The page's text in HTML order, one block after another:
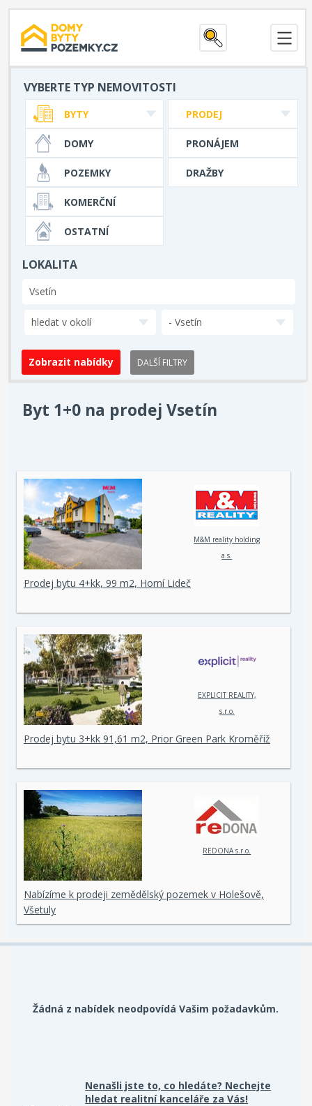
VYBERTE TYP NEMOVITOSTI
PRODEJ
PRONÁJEM
DRAŽBY
BYTY
DOMY
POZEMKY
KOMERČNÍ
OSTATNÍ
LOKALITA
hledat v okolí - Vsetín
DALŠÍ FILTRY
Byt 1+0 na prodej Vsetín
M&M reality holding
a.s.
Prodej bytu 4+kk, 99 m2, Horní Lideč
EXPLICIT REALITY,
s.r.o.
Prodej bytu 3+kk 91,61 m2, Prior Green Park Kroměříž
REDONA s.r.o.
Nabízíme k prodeji zemědělský pozemek v Holešově,
Všetuly
Žádná z nabídek neodpovídá Vašim požadavkům.
Nenašli jste to, co hledáte? Nechejte
hledat realitní kanceláře za Vás!